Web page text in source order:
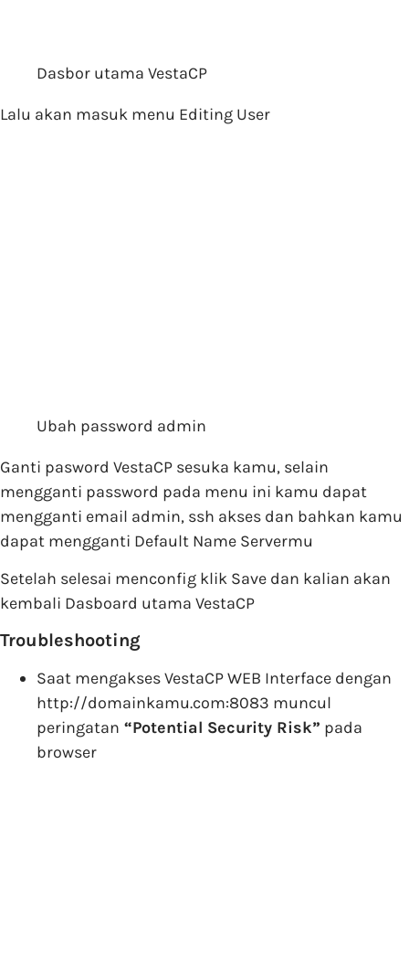
Dasbor utama VestaCP
Lalu akan masuk menu Editing User
Ubah password admin
Ganti pasword VestaCP sesuka kamu, selain
mengganti password pada menu ini kamu dapat
mengganti email admin, ssh akses dan bahkan kamu
dapat mengganti Default Name Servermu
Setelah selesai menconfig klik Save dan kalian akan
kembali Dasboard utama VestaCP
Troubleshooting
Saat mengakses VestaCP WEB Interface dengan
http://domainkamu.com:8083 muncul
peringatan “Potential Security Risk” pada
browser